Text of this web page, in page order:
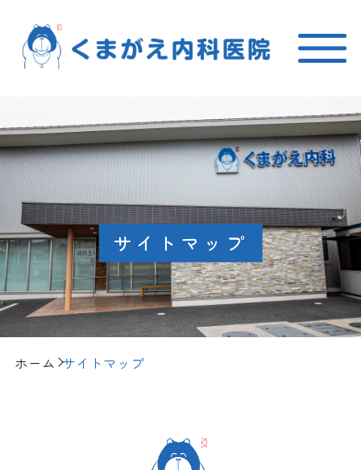
サイトマップ
ホーム サイトマップ